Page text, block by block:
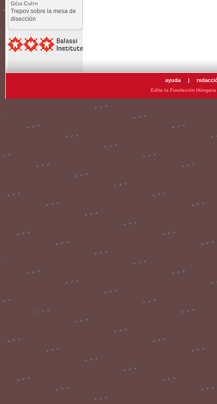
Géza Csáth
Trepov sobre la mesa de
disección
ayuda |
Edita la Fundación